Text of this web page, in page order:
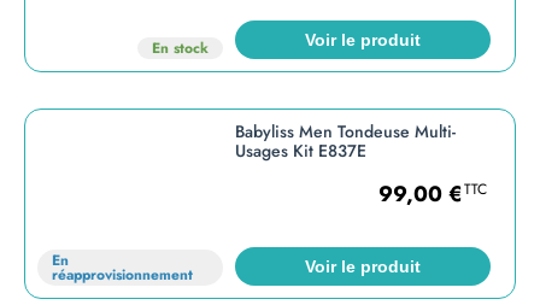
En stock Voir le produit
En
réapprovisionnement
Babyliss Men Tondeuse Multi-
Usages Kit E837E
99,00€TTC
Voir le produit